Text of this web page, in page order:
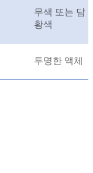
무색 또는 담
황색
투명한 액체